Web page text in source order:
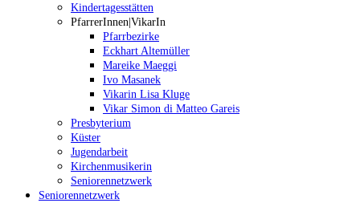
Kindertagesstätten
PfarrerInnen|VikarIn
Pfarrbezirke
Eckhart Altemüller
Mareike Maeggi
Ivo Masanek
Vikarin Lisa Kluge
Vikar Simon di Matteo Gareis
Presbyterium
Küster
Jugendarbeit
Kirchenmusikerin
Seniorennetzwerk
Seniorennetzwerk